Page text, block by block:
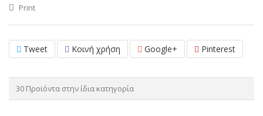
Print
Tweet Κοινή χρήση Google+ Pinterest
30 Προϊόντα στην ίδια κατηγορία